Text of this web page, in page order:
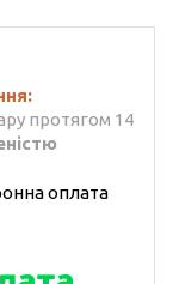
протягом 14